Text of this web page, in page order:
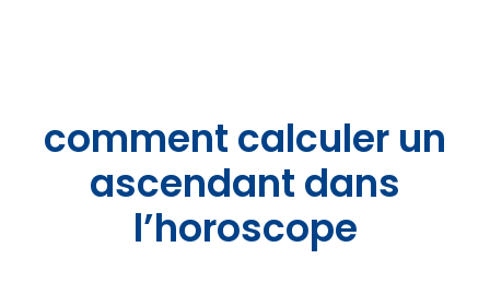
Contactez-nous
comment calculer un
ascendant dans
l’horoscope